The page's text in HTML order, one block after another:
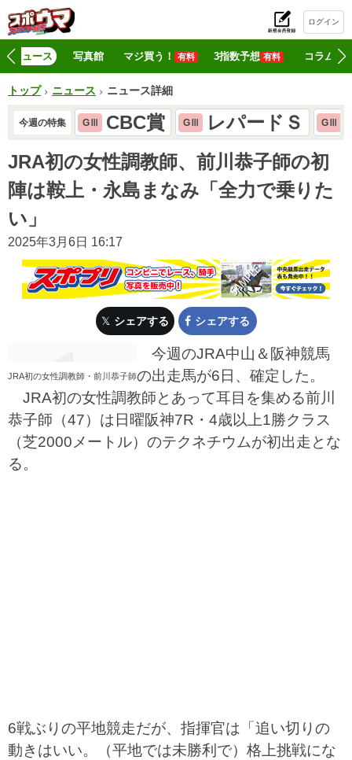
ログイン
ニュース 写真館 マジ買う！ 有料 3指数予想 有料 コラム
トップ ニュース ニュース詳細
今週の特集 GⅢ CBC賞 GⅢ レパードＳ GⅢ
JRA初の女性調教師、前川恭子師の初
陣は鞍上・永島まなみ「全力で乗りた
い」
2025年3月6日 16:17
シェアする シェアする
JRA初の女性調教師・前川恭子師
今週のJRA中山＆阪神競馬
の出走馬が6日、確定した。
JRA初の女性調教師とあって耳目を集める前川
恭子師（47）は日曜阪神7R・4歳以上1勝クラス
（芝2000メートル）のテクネチウムが初出走とな
る。
6戦ぶりの平地競走だが、指揮官は「追い切りの
動きはいい。（平地では未勝利で）格上挑戦にな